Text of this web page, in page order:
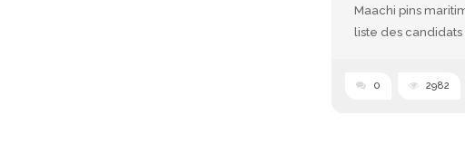
Maachi pins
liste des candidats
0 2982